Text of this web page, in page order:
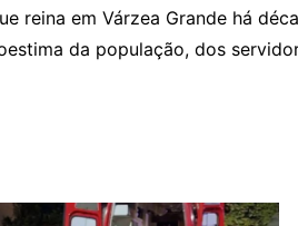
reina em Várzea Grande há
da população, dos